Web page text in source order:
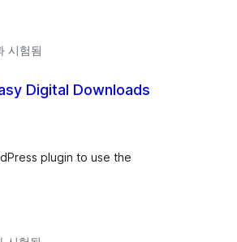
시험됨
Digital Downloads
plugin to use the